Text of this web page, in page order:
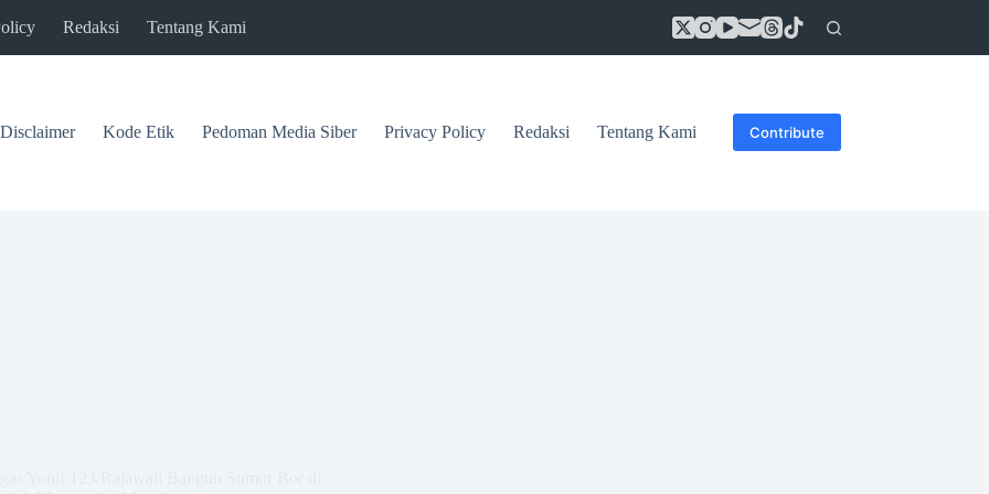
Redaksi Tentang Kami
Disclaimer Kode Etik Pedoman Media Siber Privacy Policy Redaksi Tentang Kami Contribute